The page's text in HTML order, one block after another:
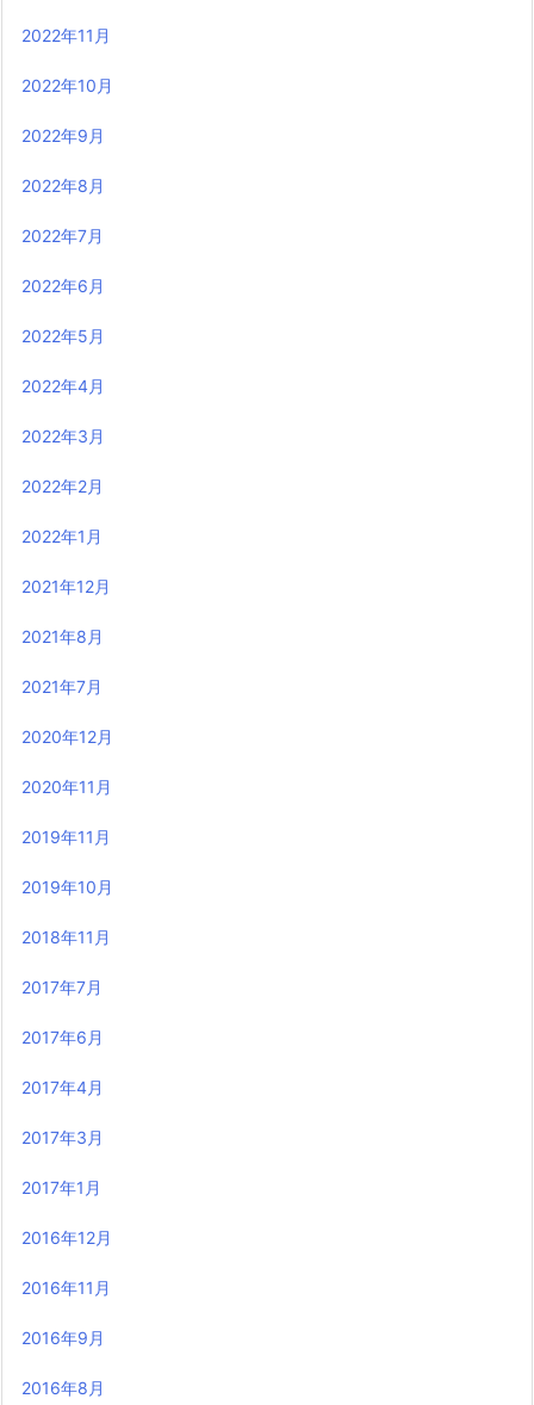
2022年11月
2022年10月
2022年9月
2022年8月
2022年7月
2022年6月
2022年5月
2022年4月
2022年3月
2022年2月
2022年1月
2021年12月
2021年8月
2021年7月
2020年12月
2020年11月
2019年11月
2019年10月
2018年11月
2017年7月
2017年6月
2017年4月
2017年3月
2017年1月
2016年12月
2016年11月
2016年9月
2016年8月